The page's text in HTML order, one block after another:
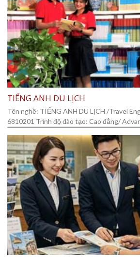
TIẾNG ANH DU LỊCH
Tên nghề: TIẾNG ANH DU LỊCH /Travel
6810201 Trình độ đào tạo: Cao đẳng/